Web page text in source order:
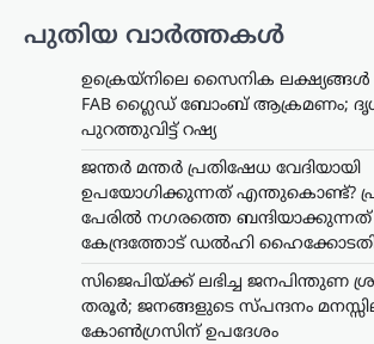
പുതിയ വാർത്തകൾ
ഉക്രെയ്നിലെ സൈനിക ലക്ഷ്യങ്ങൾ
FAB ഗ്ലൈഡ് ബോംബ് ആക്രമണം;
പുറത്തുവിട്ട് റഷ്യ
ജന്തർ മന്തർ പ്രതിഷേധ വേദിയായി
ഉപയോഗിക്കുന്നത് എന്തുകൊണ്ട്?
പേരിൽ നഗരത്തെ ബന്ദിയാക്കുന്നത്
കേന്ദ്രത്തോട് ഡൽഹി
സിജെപിയ്ക്ക് ലഭിച്ച ജനപിന്തുണ
തരൂർ; ജനങ്ങളുടെ സ്പന്ദനം
കോൺഗ്രസിന് ഉപദേശം